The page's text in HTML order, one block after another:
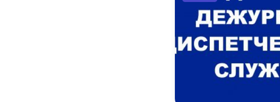
Информация о результатах